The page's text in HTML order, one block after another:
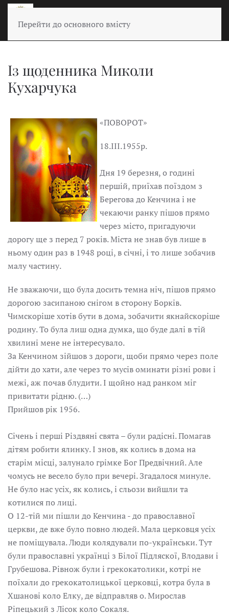
Перейти до основного вмісту
Із щоденника Миколи
Кухарчука
«ПОВОРОТ»
18.III.1955р.
Дня 19 березня, о годині
першій, приїхав поїздом з
Берегова до Кенчина і не
чекаючи ранку пішов прямо
через місто, пригадуючи
дорогу ще з перед 7 років. Міста не знав був лише в
ньому один раз в 1948 році, в січні, і то лише зобачив
малу частину.
Не зважаючи, що була досить темна ніч, пішов прямо
дорогою засипаною снігом в сторону Борків.
Чимскоріше хотів бути в дома, зобачити якнайскоріше
родину. То була лиш одна думка, що буде далі в тій
хвилині мене не інтересувало.
За Кенчином зійшов з дороги, щоби прямо через поле
дійти до хати, але через то мусів оминати різні рови і
межі, аж почав блудити. І щойно над ранком міг
привитати рідню. (…)
Прийшов рік 1956.
Січень і перші Різдвяні свята – були радісні. Помагав
дітям робити ялинку. І знов, як колись в дома на
старім місці, залунало грімке Бог Предвічний. Але
чомусь не весело було при вечері. Згадалося минуле.
Не було нас усіх, як колись, і сльози вийшли та
котилися по лиці.
О 12-тій ми пішли до Кенчина - до православної
церкви, де вже було повно людей. Мала церковця усіх
не поміщувала. Люди колядували по-українськи. Тут
були православні українці з Білої Підляскої, Влодави і
Грубешова. Рівнож були і грекокатолики, котрі не
поїхали до грекокатолицької церковці, котра була в
Хшанові коло Елку, де відправляв о. Мирослав
Ріпецький з Лісок коло Сокаля.